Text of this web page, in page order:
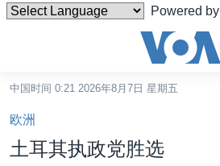
Powered by
碍
链
接
跳
中国时间 0:21 2026年8月7日 星期五
欧洲
土耳其执政党胜选